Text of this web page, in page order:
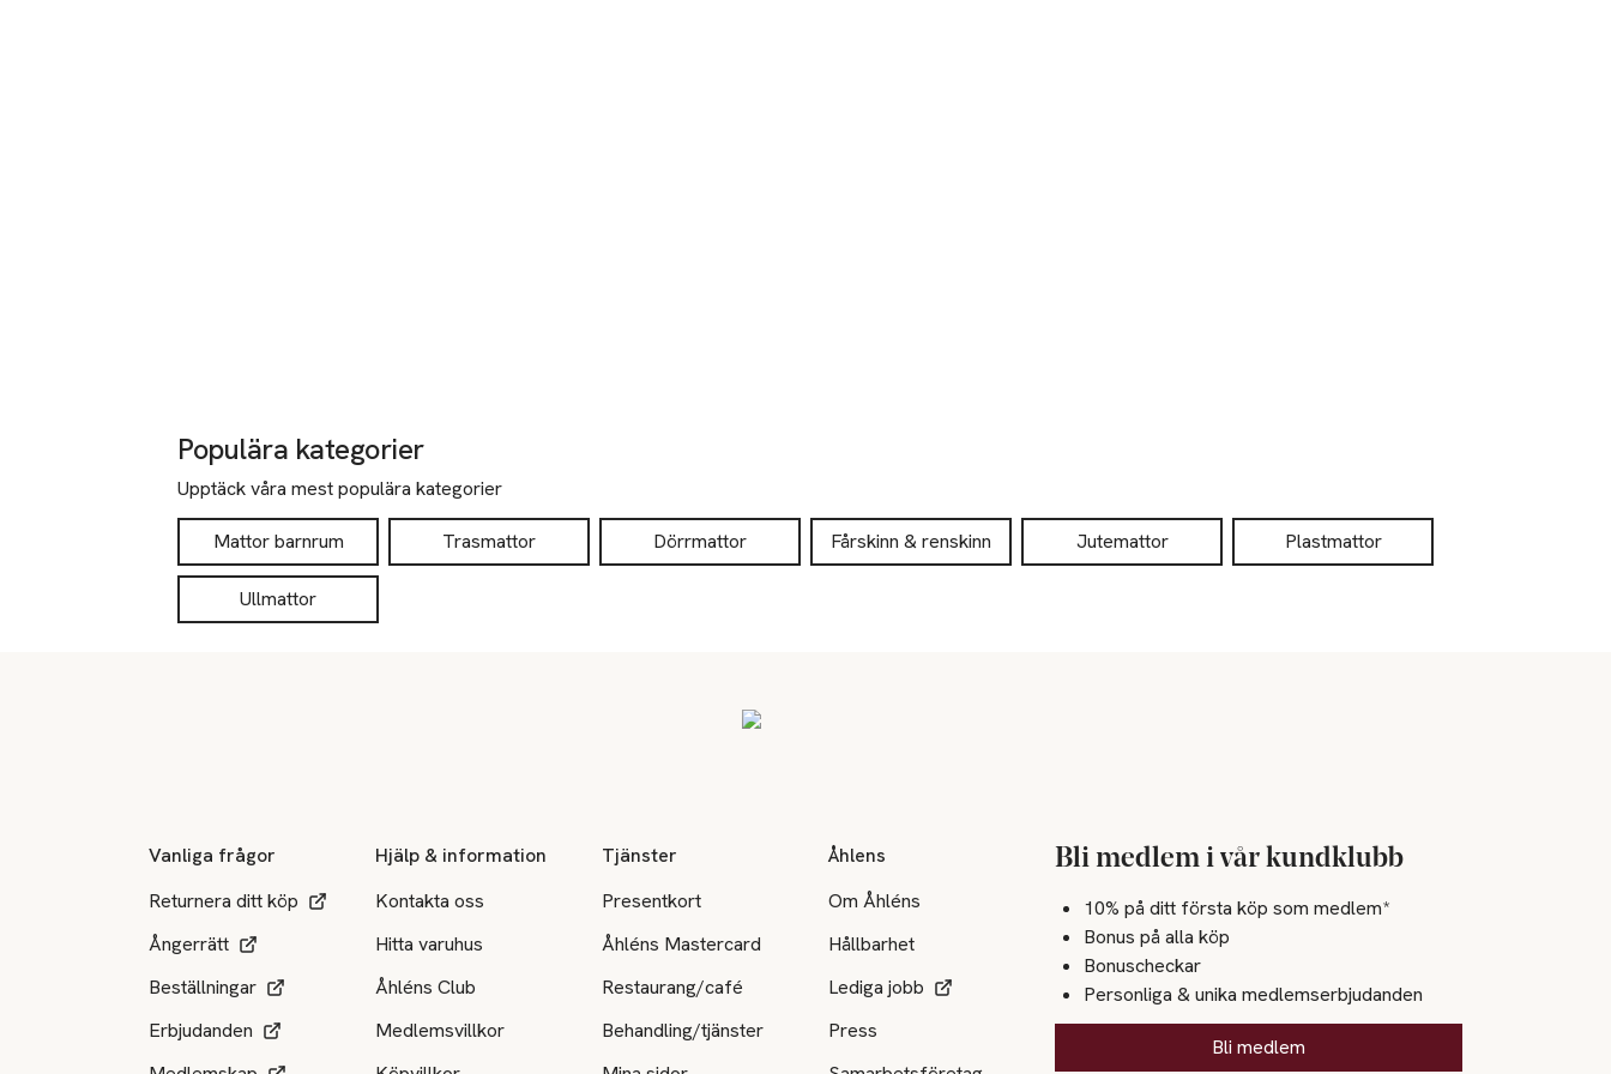
Populära kategorier
Upptäck våra mest populära kategorier
Mattor barnrum Trasmattor Dörrmattor Fårskinn & renskinn Jutemattor Plastmattor
Ullmattor
Vanliga frågor
Returnera ditt köp
Ångerrätt
Beställningar
Erbjudanden
Hjälp & information
Kontakta oss
Hitta varuhus
Åhléns Club
Medlemsvillkor
Tjänster
Presentkort
Åhléns Mastercard
Restaurang/café
Behandling/tjänster
Åhlens
Om Åhléns
Hållbarhet
Lediga jobb
Press
Bli medlem i vår kundklubb
10% på ditt första köp som medlem*
Bonus på alla köp
Bonuscheckar
Personliga & unika medlemserbjudanden
Bli medlem